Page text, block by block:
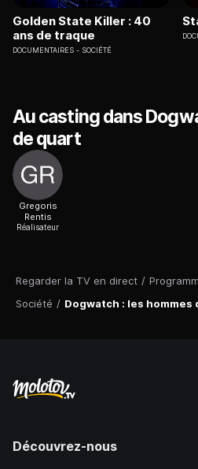
Regarder la TV en direct /
Société / Dogwatch : les hommes
Golden State Killer : 40
ans de traque
DOCUMENTAIRES SOCIÉTÉ
Au casting dans
de quart
Gregoris
Rentis
Réalisateur
Découvrez-nous